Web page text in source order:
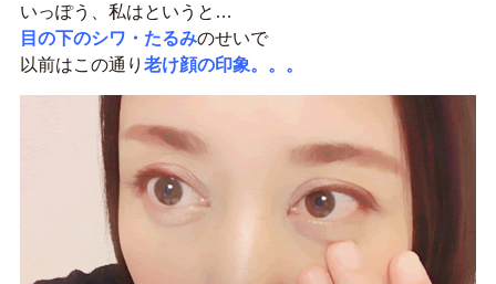
いっぽう、私はというと…
目の下のシワ・たるみのせいで
以前はこの通り 老け顔の印象。。。